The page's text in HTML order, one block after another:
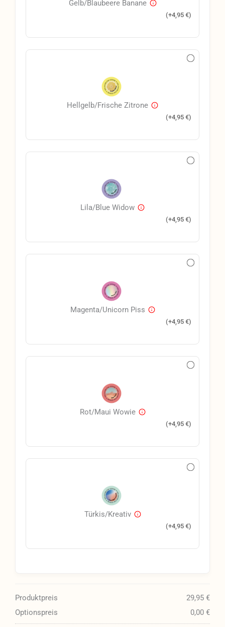
Gelb/Blaubeere Banane
(+4,95 €)
Hellgelb/Frische Zitrone
(+4,95 €)
Lila/Blue Widow
(+4,95 €)
Magenta/Unicorn Piss
(+4,95 €)
Rot/Maui Wowie
(+4,95 €)
Türkis/Kreativ
(+4,95 €)
Produktpreis
29,95 €
Optionspreis
0,00 €